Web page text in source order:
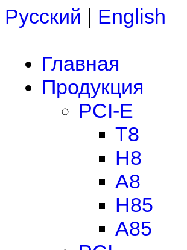
Русский | English
Главная
Продукция
PCI-E
T8
H8
A8
H85
A85